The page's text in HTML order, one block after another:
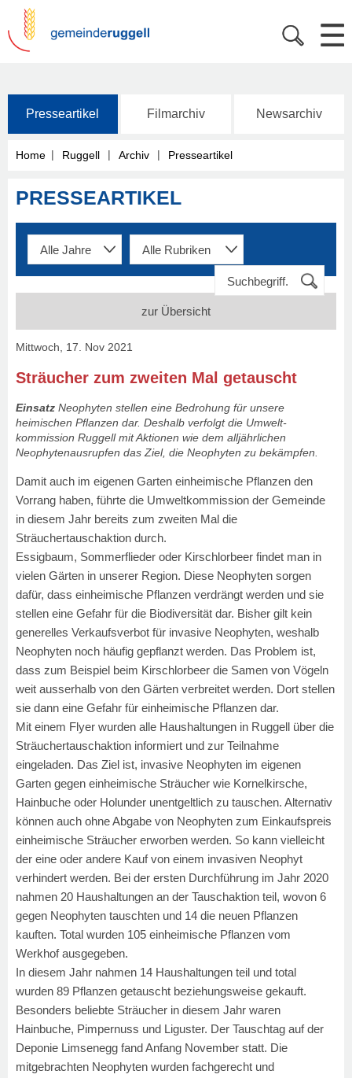
Presseartikel Filmarchiv Newsarchiv
Home | Ruggell | Archiv | Presseartikel
PRESSEARTIKEL
zur Übersicht
Mittwoch, 17. Nov 2021
Sträucher zum zweiten Mal getauscht
Einsatz Neophyten stellen eine Bedrohung für unsere
heimischen Pflanzen dar. Deshalb verfolgt die Umwelt-
kommission Ruggell mit Aktionen wie dem alljährlichen
Neophytenausrupfen das Ziel, die Neophyten zu bekämpfen.
Damit auch im eigenen Garten einheimische Pflanzen den
Vorrang haben, führte die Umweltkommission der Gemeinde
in diesem Jahr bereits zum zweiten Mal die
Sträuchertauschaktion durch.
Essigbaum, Sommerflieder oder Kirschlorbeer findet man in
vielen Gärten in unserer Region. Diese Neophyten sorgen
dafür, dass einheimische Pflanzen verdrängt werden und sie
stellen eine Gefahr für die Biodiversität dar. Bisher gilt kein
generelles Verkaufsverbot für invasive Neophyten, weshalb
Neophyten noch häufig gepflanzt werden. Das Problem ist,
dass zum Beispiel beim Kirschlorbeer die Samen von Vögeln
weit ausserhalb von den Gärten verbreitet werden. Dort stellen
sie dann eine Gefahr für einheimische Pflanzen dar.
Mit einem Flyer wurden alle Haushaltungen in Ruggell über die
Sträuchertauschaktion informiert und zur Teilnahme
eingeladen. Das Ziel ist, invasive Neophyten im eigenen
Garten gegen einheimische Sträucher wie Kornelkirsche,
Hainbuche oder Holunder unentgeltlich zu tauschen. Alternativ
können auch ohne Abgabe von Neophyten zum Einkaufspreis
einheimische Sträucher erworben werden. So kann vielleicht
der eine oder andere Kauf von einem invasiven Neophyt
verhindert werden. Bei der ersten Durchführung im Jahr 2020
nahmen 20 Haushaltungen an der Tauschaktion teil, wovon 6
gegen Neophyten tauschten und 14 die neuen Pflanzen
kauften. Total wurden 105 einheimische Pflanzen vom
Werkhof ausgegeben.
In diesem Jahr nahmen 14 Haushaltungen teil und total
wurden 89 Pflanzen getauscht beziehungsweise gekauft.
Besonders beliebte Sträucher in diesem Jahr waren
Hainbuche, Pimpernuss und Liguster. Der Tauschtag auf der
Deponie Limsenegg fand Anfang November statt. Die
mitgebrachten Neophyten wurden fachgerecht und